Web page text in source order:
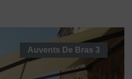
Auvents De Bras 3